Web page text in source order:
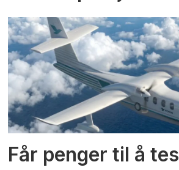
Får penger til å